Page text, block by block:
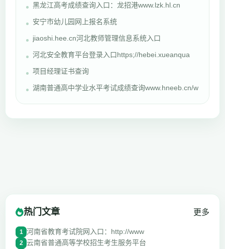
黑龙江高考成绩查询入口：龙招港www.lzk.hl.cn
安宁市幼儿园网上报名系统
jiaoshi.hee.cn河北教师管理信息系统入口
河北安全教育平台登录入口https;//hebei.xueanqua
项目经理证书查询
湖南普通高中学业水平考试成绩查询www.hneeb.cn/w
热门文章 更多
1 河南省教育考试院网入口：http://www
2 云南省普通高等学校招生考生服务平台